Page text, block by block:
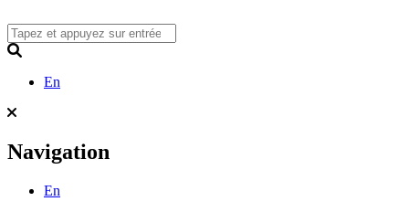
to
content
En
Navigation
En